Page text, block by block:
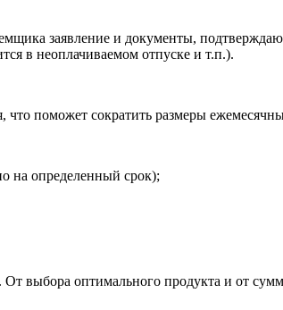
заявление и документы,
в неоплачиваемом отпуске и т.п.).
поможет сократить размеры
на определенный срок);
выбора оптимального продукта и от